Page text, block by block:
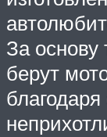
За основу
берут